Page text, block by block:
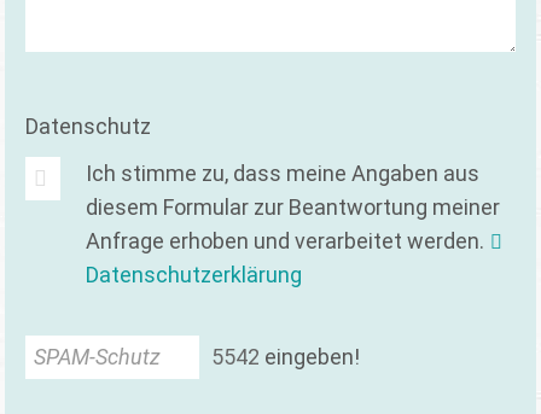
Datenschutz
Ich stimme zu, dass meine Angaben aus
diesem Formular zur Beantwortung meiner
Anfrage erhoben und verarbeitet werden.
Datenschutzerklärung
SPAM-Schutz 5542 eingeben!